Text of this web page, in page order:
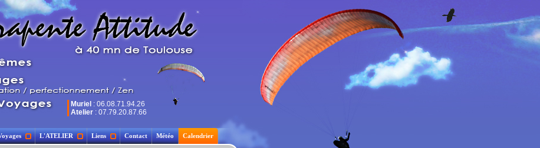
Muriel : 06.08.71.94.26
Atelier : 07.79.20.87.66
L'ATELIER Liens Contact Météo Calendrier